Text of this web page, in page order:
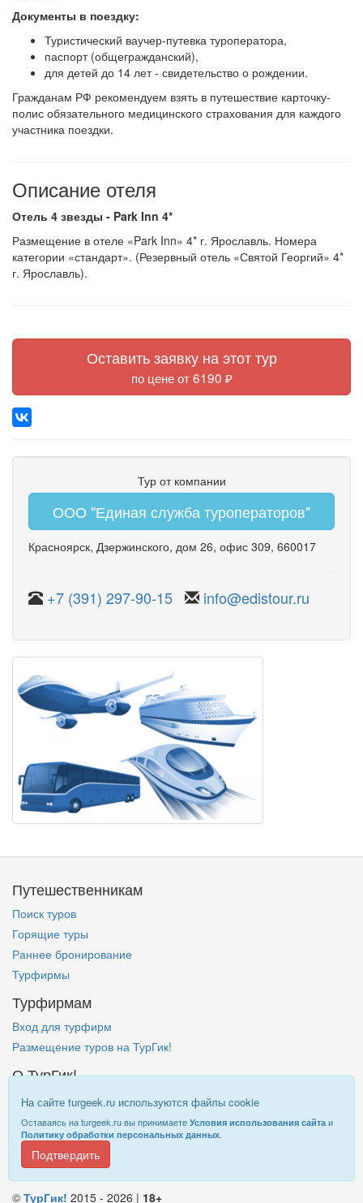
Документы в поездку:
Туристический ваучер-путевка туроператора,
паспорт (общегражданский),
для детей до 14 лет - свидетельство о рождении.
Гражданам РФ рекомендуем взять в путешествие карточку-
полис обязательного медицинского страхования для каждого
участника поездки.
Описание отеля
Отель 4 звезды - Park Inn 4*
Размещение в отеле «Park Inn» 4* г. Ярославль. Номера
категории «стандарт». (Резервный отель «Святой Георгий» 4*
г. Ярославль).
Оставить заявку на этот тур
по цене от 6190 ₽
Тур от компании
ООО "Единая служба туроператоров"
Красноярск, Дзержинского, дом 26, офис 309, 660017
+7 (391) 297-90-15 info@edistour.ru
На сайте turgeek.ru используются файлы cookie
Оставаясь на turgeek.ru вы принимаете Условия использования сайта и
Политику обработки персональных данных.
Подтвердить
Путешественникам
Поиск туров
Горящие туры
Раннее бронирование
Турфирмы
Турфирмам
Вход для турфирм
Размещение туров на ТурГик!
О ТурГик!
Кто такой ТурГик?
Правовая информация
Информация наTurGeek.ru
© ТурГик! 2015 - 2026 | 18+